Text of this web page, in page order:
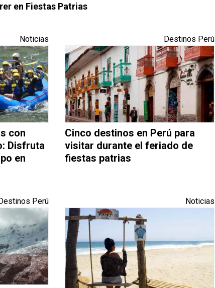
en Fiestas Patrias
Noticias
con
Disfruta
en
Destinos Perú
Cinco destinos en Perú para
visitar durante el feriado de
fiestas patrias
Perú Noticias